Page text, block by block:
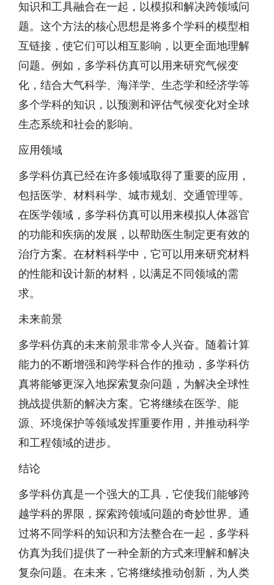
知识和工具融合在一起，以模拟和解决跨领域问
题。这个方法的核心思想是将多个学科的模型相
互链接，使它们可以相互影响，以更全面地理解
问题。例如，多学科仿真可以用来研究气候变
化，结合大气科学、海洋学、生态学和经济学等
多个学科的知识，以预测和评估气候变化对全球
生态系统和社会的影响。
应用领域
多学科仿真已经在许多领域取得了重要的应用，
包括医学、材料科学、城市规划、交通管理等。
在医学领域，多学科仿真可以用来模拟人体器官
的功能和疾病的发展，以帮助医生制定更有效的
治疗方案。在材料科学中，它可以用来研究材料
的性能和设计新的材料，以满足不同领域的需
求。
未来前景
多学科仿真的未来前景非常令人兴奋。随着计算
能力的不断增强和跨学科合作的推动，多学科仿
真将能够更深入地探索复杂问题，为解决全球性
挑战提供新的解决方案。它将继续在医学、能
源、环境保护等领域发挥重要作用，并推动科学
和工程领域的进步。
结论
多学科仿真是一个强大的工具，它使我们能够跨
越学科的界限，探索跨领域问题的奇妙世界。通
过将不同学科的知识和方法整合在一起，多学科
仿真为我们提供了一种全新的方式来理解和解决
复杂问题。在未来，它将继续推动创新，为人类